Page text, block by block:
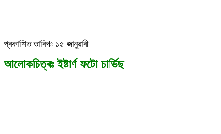
প্ৰকাশিত তাৰিখঃ ১৫ জানুৱাৰী
আলোকচিত্ৰঃ ইষ্টাৰ্ণ ফটো চাৰ্ভিছ